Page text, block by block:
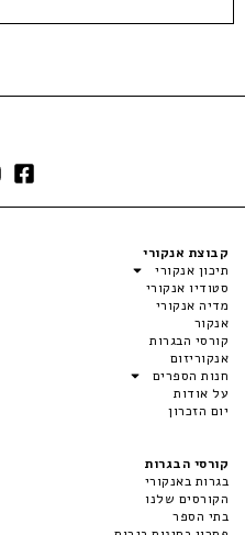
קבוצת אנקורי
תיכון אנקורי
סטודיו אנקורי
מדיה אנקורי
אנקור
קורסי הבגרות
אנקוריזום
חנות הספרים
על אודות
יום הזכרון
קורסי הבגרות
בגרות באנקורי
הקורסים שלנו
בתי הספר